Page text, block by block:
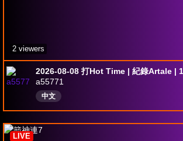
a55771
中文
2 viewers
LIVE